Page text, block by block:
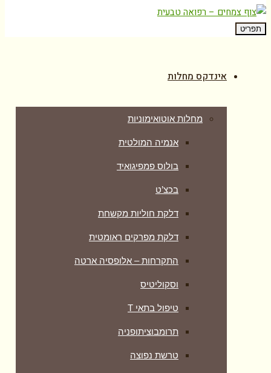
תפריט
אינדקס מחלות
מחלות אוטואימוניות
אנמיה המולטית
בולוס פמפיגואיד
בכצ’ט
דלקת חוליות מקשחת
דלקת מפרקים ראומטית
התקרחות – אלופסיה ארטה
וסקוליטיס
טיפול בתאי T
תרומבוציתופניה
טרשת נפוצה